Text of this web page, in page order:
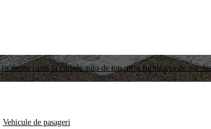
meste cazul la cursele auto de top, prin furnizarea de noi
Vehicule de pasageri